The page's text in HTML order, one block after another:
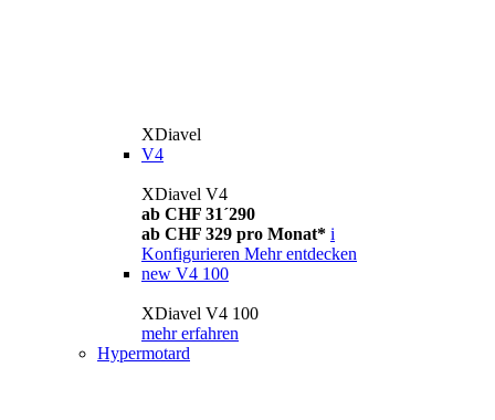
XDiavel
V4
XDiavel V4
ab CHF 31´290
ab CHF 329 pro Monat* i
Konfigurieren Mehr entdecken
new V4 100
XDiavel V4 100
mehr erfahren
Hypermotard